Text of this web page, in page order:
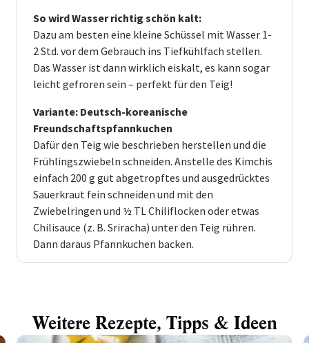
So wird Wasser richtig schön kalt:
Dazu am besten eine kleine Schüssel mit Wasser 1-
2 Std. vor dem Gebrauch ins Tiefkühlfach stellen.
Das Wasser ist dann wirklich eiskalt, es kann sogar
leicht gefroren sein – perfekt für den Teig!
Variante: Deutsch-koreanische
Freundschaftspfannkuchen
Dafür den Teig wie beschrieben herstellen und die
Frühlingszwiebeln schneiden. Anstelle des Kimchis
einfach 200 g gut abgetropftes und ausgedrücktes
Sauerkraut fein schneiden und mit den
Zwiebelringen und ½ TL Chiliflocken oder etwas
Chilisauce (z. B. Sriracha) unter den Teig rühren.
Dann daraus Pfannkuchen backen.
Weitere Rezepte, Tipps & Ideen